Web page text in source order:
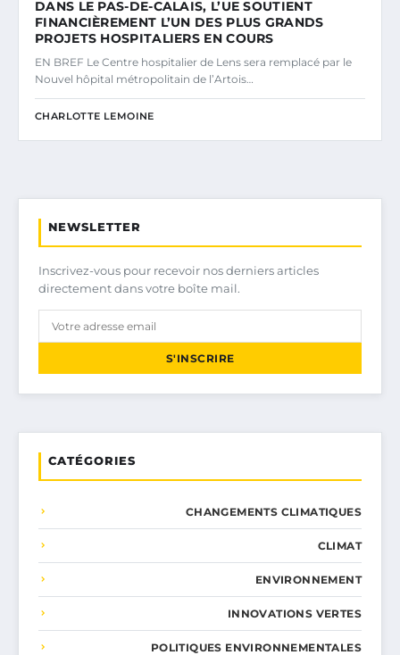
DANS LE PAS-DE-CALAIS, L’UE SOUTIENT
FINANCIÈREMENT L’UN DES PLUS GRANDS
PROJETS HOSPITALIERS EN COURS
EN BREF Le Centre hospitalier de Lens sera remplacé par le
Nouvel hôpital métropolitain de l’Artois…
CHARLOTTE LEMOINE
NEWSLETTER
Inscrivez-vous pour recevoir nos derniers articles
directement dans votre boîte mail.
S'INSCRIRE
CATÉGORIES
CHANGEMENTS CLIMATIQUES
CLIMAT
ENVIRONNEMENT
INNOVATIONS VERTES
POLITIQUES ENVIRONNEMENTALES